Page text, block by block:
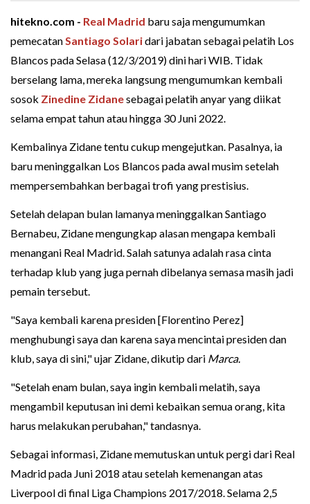
hitekno.com - Real Madrid baru saja mengumumkan
pemecatanSantiago Solaridari jabatan sebagai pelatih Los
Blancos pada Selasa (12/3/2019) dini hari WIB. Tidak
berselang lama, mereka langsung mengumumkan kembali
sosok Zinedine Zidanesebagai pelatih anyar yang diikat
selama empat tahun atau hingga 30 Juni 2022.
Kembalinya Zidane tentu cukup mengejutkan. Pasalnya, ia
baru meninggalkan Los Blancos pada awal musim setelah
mempersembahkan berbagai trofi yang prestisius.
Setelah delapan bulan lamanya meninggalkan Santiago
Bernabeu, Zidane mengungkap alasan mengapa kembali
menangani Real Madrid. Salah satunya adalah rasa cinta
terhadap klub yang juga pernah dibelanya semasa masih jadi
pemain tersebut.
"Saya kembali karena presiden [Florentino Perez]
menghubungi saya dan karena saya mencintai presiden dan
klub, saya di sini," ujar Zidane, dikutip dari Marca.
"Setelah enam bulan, saya ingin kembali melatih, saya
mengambil keputusan ini demi kebaikan semua orang, kita
harus melakukan perubahan," tandasnya.
Sebagai informasi, Zidane memutuskan untuk pergi dari Real
Madrid pada Juni 2018 atau setelah kemenangan atas
Liverpool di final Liga Champions 2017/2018. Selama 2,5